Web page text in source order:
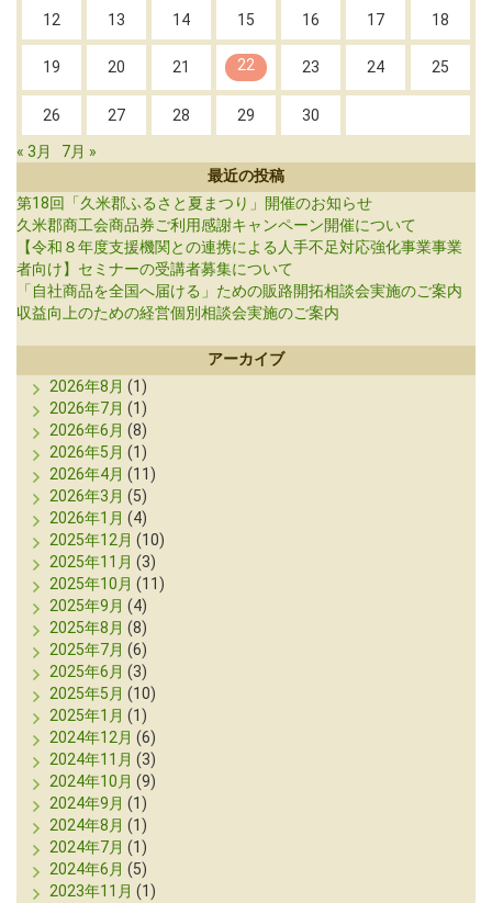
12 13 14 15 16 17 18
19 20 21 22 23 24 25
26 27 28 29 30
« 3月
7月 »
最近の投稿
第18回「久米郡ふるさと夏まつり」開催のお知らせ
久米郡商工会商品券ご利用感謝キャンペーン開催について
【令和８年度支援機関との連携による人手不足対応強化事業事業
者向け】セミナーの受講者募集について
「自社商品を全国へ届ける」ための販路開拓相談会実施のご案内
収益向上のための経営個別相談会実施のご案内
アーカイブ
2026年8月 (1)
2026年7月 (1)
2026年6月 (8)
2026年5月 (1)
2026年4月 (11)
2026年3月 (5)
2026年1月 (4)
2025年12月 (10)
2025年11月 (3)
2025年10月 (11)
2025年9月 (4)
2025年8月 (8)
2025年7月 (6)
2025年6月 (3)
2025年5月 (10)
2025年1月 (1)
2024年12月 (6)
2024年11月 (3)
2024年10月 (9)
2024年9月 (1)
2024年8月 (1)
2024年7月 (1)
2024年6月 (5)
2023年11月 (1)